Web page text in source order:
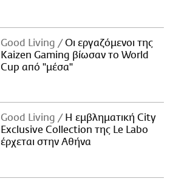
Good Living
Οι εργαζόμενοι της
Kaizen Gaming βίωσαν το World
Cup από "μέσα"
Good Living
Η εμβληματική City
Exclusive Collection της Le Labo
έρχεται στην Αθήνα